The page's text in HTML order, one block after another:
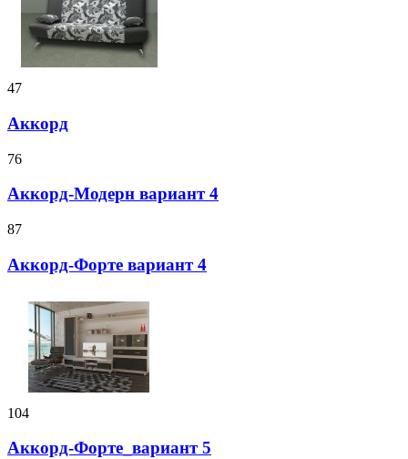
47
Аккорд
76
Аккорд-Модерн вариант 4
87
Аккорд-Форте вариант 4
104
Аккорд-Форте_вариант 5